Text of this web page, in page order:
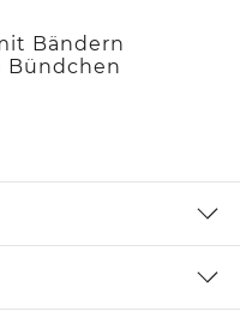
Bändern
Bündchen